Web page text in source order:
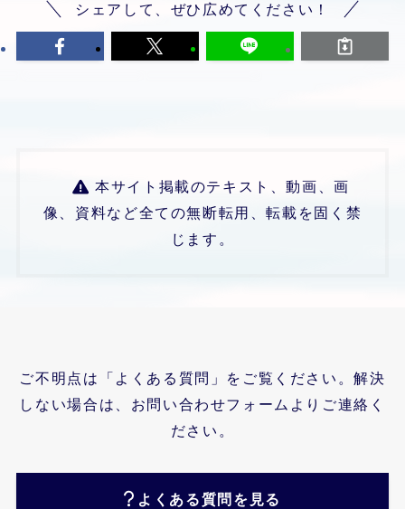
シェアして、ぜひ広めてください！
本サイト掲載のテキスト、動画、画
像、資料など全ての無断転用、転載を固く禁
じます。
ご不明点は「よくある質問」をご覧ください。解決
しない場合は、お問い合わせフォームよりご連絡く
ださい。
よくある質問を見る